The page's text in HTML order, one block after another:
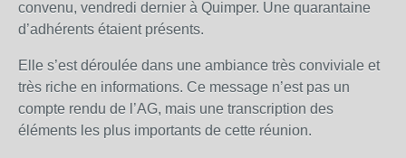
convenu, vendredi dernier à Quimper. Une quarantaine
d’adhérents étaient présents.
Elle s’est déroulée dans une ambiance très conviviale et
très riche en informations. Ce message n’est pas un
compte rendu de l’AG, mais une transcription des
éléments les plus importants de cette réunion.